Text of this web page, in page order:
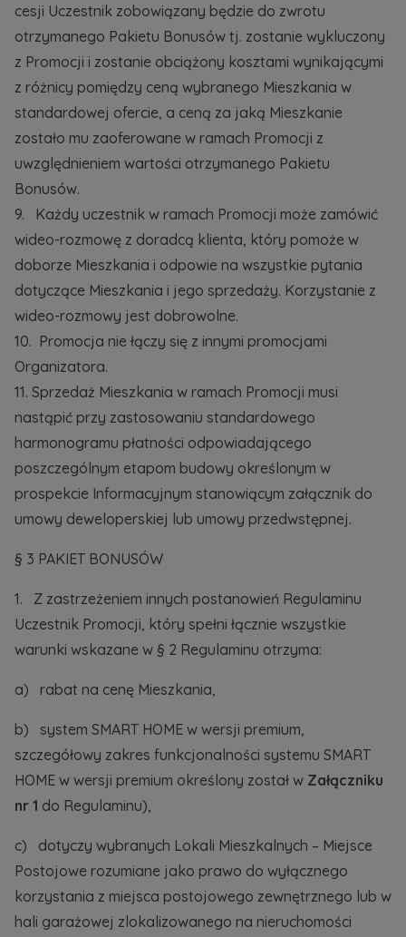
cesji Uczestnik zobowiązany będzie do zwrotu
otrzymanego Pakietu Bonusów tj. zostanie wykluczony
z Promocji i zostanie obciążony kosztami wynikającymi
z różnicy pomiędzy ceną wybranego Mieszkania w
standardowej ofercie, a ceną za jaką Mieszkanie
zostało mu zaoferowane w ramach Promocji z
uwzględnieniem wartości otrzymanego Pakietu
Bonusów.
9. Każdy uczestnik w ramach Promocji może zamówić
wideo-rozmowę z doradcą klienta, który pomoże w
doborze Mieszkania i odpowie na wszystkie pytania
dotyczące Mieszkania i jego sprzedaży. Korzystanie z
wideo-rozmowy jest dobrowolne.
10. Promocja nie łączy się z innymi promocjami
Organizatora.
11. Sprzedaż Mieszkania w ramach Promocji musi
nastąpić przy zastosowaniu standardowego
harmonogramu płatności odpowiadającego
poszczególnym etapom budowy określonym w
prospekcie Informacyjnym stanowiącym załącznik do
umowy deweloperskiej lub umowy przedwstępnej.
§ 3 PAKIET BONUSÓW
1. Z zastrzeżeniem innych postanowień Regulaminu
Uczestnik Promocji, który spełni łącznie wszystkie
warunki wskazane w § 2 Regulaminu otrzyma:
a) rabat na cenę Mieszkania,
b) system SMART HOME w wersji premium,
szczegółowy zakres funkcjonalności systemu SMART
HOME w wersji premium określony został w Załączniku
nr 1 do Regulaminu),
c) dotyczy wybranych Lokali Mieszkalnych – Miejsce
Postojowe rozumiane jako prawo do wyłącznego
korzystania z miejsca postojowego zewnętrznego lub w
hali garażowej zlokalizowanego na nieruchomości